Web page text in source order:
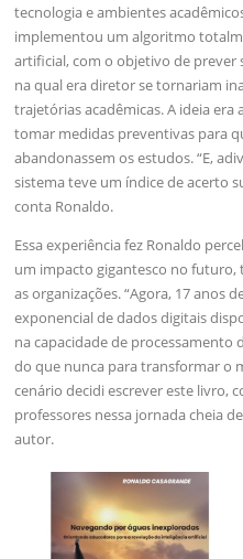
tecnologia e ambientes
implementou um algoritmo
artificial, com o objetivo de prever
na qual era diretor se tornariam
trajetórias acadêmicas. A ideia
tomar medidas preventivas para
abandonassem os estudos. “E,
sistema teve um índice de acerto
conta Ronaldo.
Essa experiência fez Ronaldo
um impacto gigantesco no futuro,
as organizações. “Agora, 17 anos
exponencial de dados digitais
na capacidade de processamento
do que nunca para transformar o
cenário decidi escrever este livro,
professores nessa jornada cheia
autor.